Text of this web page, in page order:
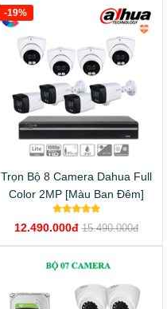
Trọn Bộ 8 Camera Dahua Full
Color 2MP [Màu Ban Đêm]
12.490.000đ 15.490.000đ
-19%